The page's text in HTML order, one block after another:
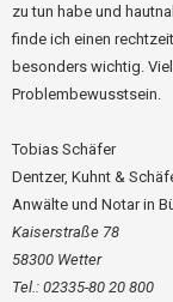
zu tun habe und
finde ich einen
besonders wichtig.
Problembewusstsein.
Tobias Schäfer
Dentzer, Kuhnt &
Anwälte und Notar in
Kaiserstraße 78
58300 Wetter
Tel.: 02335-80 20 800